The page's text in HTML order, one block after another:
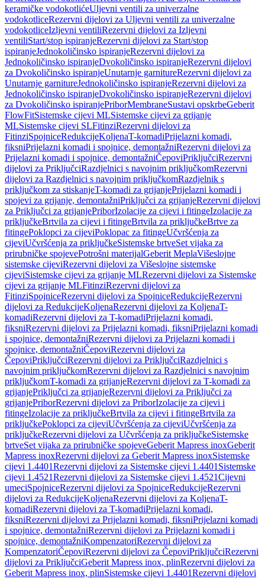
keramičke vodokotlićeUljevni ventili za univerzalne
vodokotliceRezervni dijelovi za Uljevni ventili za univerzalne
vodokotliceIzljevni ventiliRezervni dijelovi za Izljevni
ventiliStart/stop ispiranjeRezervni dijelovi za Start/stop
ispiranjeJednokoličinsko ispiranjeRezervni dijelovi za
Jednokoličinsko ispiranjeDvokoličinsko ispiranjeRezervni dijelovi
za Dvokoličinsko ispiranjeUnutarnje garnitureRezervni dijelovi za
Unutarnje garnitureJednokoličinsko ispiranjeRezervni dijelovi za
Jednokoličinsko ispiranjeDvokoličinsko ispiranjeRezervni dijelovi
za Dvokoličinsko ispiranjePriborMembraneSustavi opskrbeGeberit
FlowFitSistemske cijevi MLSistemske cijevi za grijanje
MLSistemske cijevi SLFitinziRezervni dijelovi za
FitinziSpojniceRedukcijeKoljenaT-komadiPrijelazni komadi,
fiksniPrijelazni komadi i spojnice, demontažniRezervni dijelovi za
Prijelazni komadi i spojnice, demontažniČepoviPriključciRezervni
dijelovi za PriključciRazdjelnici s navojnim priključkomRezervni
dijelovi za Razdjelnici s navojnim priključkomRazdjelnik s
priključkom za stiskanjeT-komadi za grijanjePrijelazni komadi i
spojevi za grijanje, demontažniPriključci za grijanjeRezervni dijelovi
za Priključci za grijanjePriborIzolacije za cijevi i fitingeIzolacije za
priključkeBrtvila za cijevi i fitingeBrtvila za priključkeBrtve za
fitingePoklopci za cijeviPoklopac za fitingeUčvršćenja za
cijeviUčvršćenja za priključkeSistemske brtveSet vijaka za
prirubničke spojevePotrošni materijalGeberit MeplaVišeslojne
sistemske cijeviRezervni dijelovi za Višeslojne sistemske
cijeviSistemske cijevi za grijanje MLRezervni dijelovi za Sistemske
cijevi za grijanje MLFitinziRezervni dijelovi za
FitinziSpojniceRezervni dijelovi za SpojniceRedukcijeRezervni
dijelovi za RedukcijeKoljenaRezervni dijelovi za KoljenaT-
komadiRezervni dijelovi za T-komadiPrijelazni komadi,
fiksniRezervni dijelovi za Prijelazni komadi, fiksniPrijelazni komadi
i spojnice, demontažniRezervni dijelovi za Prijelazni komadi i
spojnice, demontažniČepoviRezervni dijelovi za
ČepoviPriključciRezervni dijelovi za PriključciRazdjelnici s
navojnim priključkomRezervni dijelovi za Razdjelnici s navojnim
priključkomT-komadi za grijanjeRezervni dijelovi za T-komadi za
grijanjePriključci za grijanjeRezervni dijelovi za Priključci za
grijanjePriborRezervni dijelovi za PriborIzolacije za cijevi i
fitingeIzolacije za priključkeBrtvila za cijevi i fitingeBrtvila za
priključkePoklopci za cijeviUčvršćenja za cijeviUčvršćenja za
priključkeRezervni dijelovi za Učvršćenja za priključkeSistemske
brtveSet vijaka za prirubničke spojeveGeberit Mapress inoxGeberit
Mapress inoxRezervni dijelovi za Geberit Mapress inoxSistemske
cijevi 1.4401Rezervni dijelovi za Sistemske cijevi 1.4401 Sistemske
cijevi 1.4521Rezervni dijelovi za Sistemske cijevi 1.4521Cijevni
umeciSpojniceRezervni dijelovi za SpojniceRedukcijeRezervni
dijelovi za RedukcijeKoljenaRezervni dijelovi za KoljenaT-
komadiRezervni dijelovi za T-komadiPrijelazni komadi,
fiksniRezervni dijelovi za Prijelazni komadi, fiksniPrijelazni komadi
i spojnice, demontažniRezervni dijelovi za Prijelazni komadi i
spojnice, demontažniKompenzatoriRezervni dijelovi za
KompenzatoriČepoviRezervni dijelovi za ČepoviPriključciRezervni
dijelovi za PriključciGeberit Mapress inox, plinRezervni dijelovi za
Geberit Mapress inox, plinSistemske cijevi 1.4401Rezervni dijelovi